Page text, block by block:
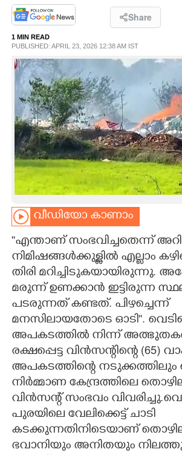
LIFESTYLE
SPIRITUAL
INFO+
ART
ASTRO
CARTOONS
LITERATURE
ZOOM
CONTACT US
Share
1 MIN READ
PUBLISHED: APRIL 23, 2026 12:38 AM IST
വീഡിയോ കാണാം
''എന്താണ് സംഭവിച്ചതെന്ന്
നിമിഷങ്ങൾക്കുള്ളിൽ എല്ലാം
തിരി മറിച്ചിടുകയായിരുന്നു.
മരുന്ന് ഉണക്കാൻ ഇട്ടിരുന്ന
പടരുന്നത് കണ്ടത്. പിഴച്ചെന്ന്
മനസിലായതോടെ ഓടി"".
അപകടത്തിൽ നിന്ന്
രക്ഷപ്പെട്ട വിന്‍സന്റിന്റെ (65)
അപകടത്തിന്റെ നടുക്കത്തിലും
നിർമ്മാണ കേന്ദ്രത്തിലെ
വിൻസന്റ് സംഭവം
പുരയിലെ വേലിക്കെട്ട് ചാടി
കടക്കുന്നതിനിടെയാണ്
ഭവാനിയും അനിതയും